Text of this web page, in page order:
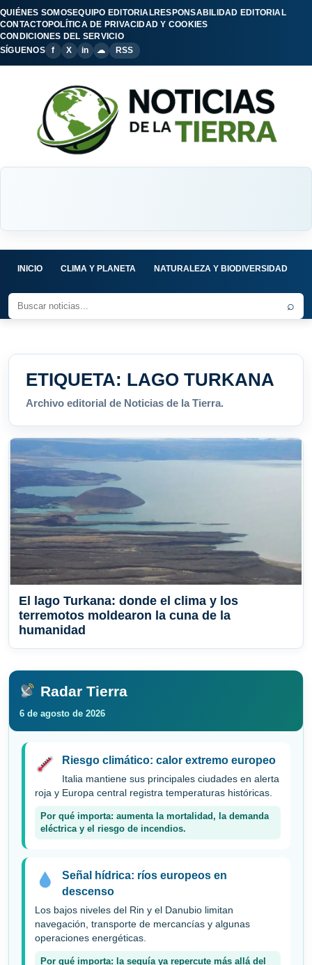
QUIÉNES SOMOSEQUIPO EDITORIALRESPONSABILIDAD EDITORIAL
CONTACTOPOLÍTICA DE PRIVACIDAD Y COOKIES
CONDICIONES DEL SERVICIO
SÍGUENOS
f X in ☁ RSS
INICIO CLIMA Y PLANETA NATURALEZA Y BIODIVERSIDAD
⌕
ETIQUETA: LAGO TURKANA
Archivo editorial de Noticias de la Tierra.
El lago Turkana: donde el clima y los
terremotos moldearon la cuna de la
humanidad
Radar Tierra
6 de agosto de 2026
Riesgo climático: calor extremo europeo
Italia mantiene sus principales ciudades en alerta
roja y Europa central registra temperaturas históricas.
Por qué importa: aumenta la mortalidad, la demanda
eléctrica y el riesgo de incendios.
Señal hídrica: ríos europeos en
descenso
Los bajos niveles del Rin y el Danubio limitan
navegación, transporte de mercancías y algunas
operaciones energéticas.
Por qué importa: la sequía ya repercute más allá del